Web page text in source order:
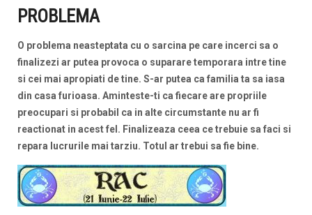
PROBLEMA
O problema neasteptata cu o sarcina pe care incerci sa o
finalizezi ar putea provoca o suparare temporara intre tine
si cei mai apropiati de tine. S-ar putea ca familia ta sa iasa
din casa furioasa. Aminteste-ti ca fiecare are propriile
preocupari si probabil ca in alte circumstante nu ar fi
reactionat in acest fel. Finalizeaza ceea ce trebuie sa faci si
repara lucrurile mai tarziu. Totul ar trebui sa fie bine.